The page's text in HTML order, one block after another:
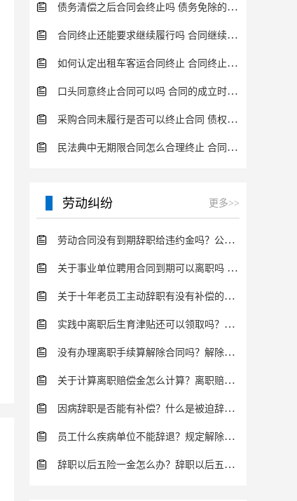
债务清偿之后合同会终止吗 债务免除的特点介绍
合同终止还能要求继续履行吗 合同继续履行条件内容介绍
如何认定出租车客运合同终止 合同终止有什么法律后果？
口头同意终止合同可以吗 合同的成立时间规定介绍
采购合同未履行是否可以终止合同 债权债务终止情形一览
民法典中无期限合同怎么合理终止 合同的履行方式一览
劳动纠纷 更多>>
劳动合同没有到期辞职给违约金吗？公司辞退员工的程序是怎样的？
关于事业单位聘用合同到期可以离职吗 事业单位离职有哪些规定？
关于十年老员工主动辞职有没有补偿的问题 一般老员工被辞退怎么补偿？
实践中离职后生育津贴还可以领取吗？生育保险待遇有哪些法律规定？
没有办理离职手续算解除合同吗？解除劳动合同离职补偿金怎么算？
关于计算离职赔偿金怎么计算？离职赔偿金的法律规定是什么？
因病辞职是否能有补偿？什么是被迫辞职有哪些情况？
员工什么疾病单位不能辞退？规定解除劳动合同法定情形有哪些？
辞职以后五险一金怎么办？辞职以后五险一金有几种方式处理？